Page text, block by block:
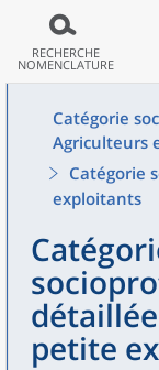
RECHERCHE
NOMENCLATURE
Catégorie
Agriculteurs
Catégorie
exploitants
petite